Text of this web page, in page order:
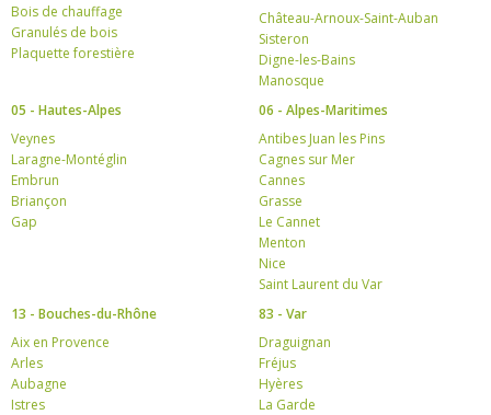
Bois de chauffage
Granulés de bois
Plaquette forestière
Château-Arnoux-Saint-Auban
Sisteron
Digne-les-Bains
Manosque
05 - Hautes-Alpes
Veynes
Laragne-Montéglin
Embrun
Briançon
Gap
06 - Alpes-Maritimes
Antibes Juan les Pins
Cagnes sur Mer
Cannes
Grasse
Le Cannet
Menton
Nice
Saint Laurent du Var
13 - Bouches-du-Rhône
Aix en Provence
Arles
Aubagne
Istres
83 - Var
Draguignan
Fréjus
Hyères
La Garde